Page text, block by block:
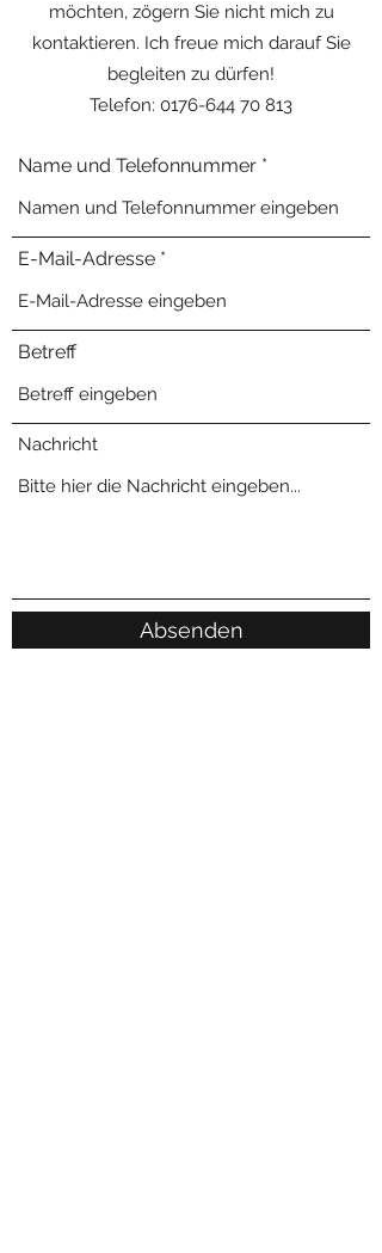
möchten, zögern Sie nicht mich zu
kontaktieren. Ich freue mich darauf Sie
begleiten zu dürfen!
Telefon: 0176-644 70 813
Name und Telefonnummer
E-Mail-Adresse
Betreff
Nachricht
Absenden